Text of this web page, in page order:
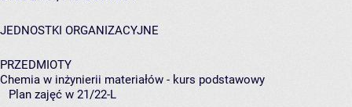
JEDNOSTKI ORGANIZACYJNE
PRZEDMIOTY
Chemia w inżynierii materiałów - kurs podstawowy
Plan zajęć w 21/22-L